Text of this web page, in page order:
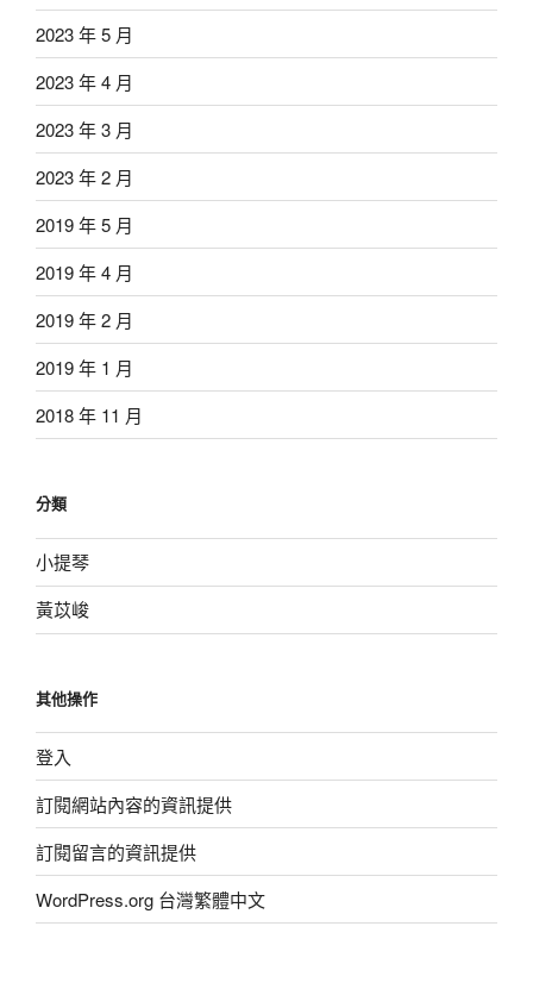
2023 年 5 月
2023 年 4 月
2023 年 3 月
2023 年 2 月
2019 年 5 月
2019 年 4 月
2019 年 2 月
2019 年 1 月
2018 年 11 月
分類
小提琴
黃苡峻
其他操作
登入
訂閱網站內容的資訊提供
訂閱留言的資訊提供
WordPress.org 台灣繁體中文